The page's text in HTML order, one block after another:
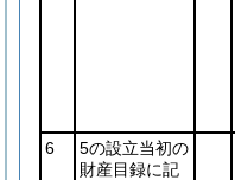
6
5の設立当初の
財産目録に記